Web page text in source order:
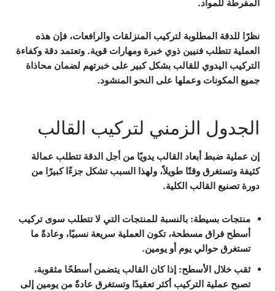
المفرطة للمواد.
نظرًا للدقة المطلوبة لتركيب المنزلقات والرافعات، فإن هذه
العملية تتطلب فنيين ذوي خبرة ومهارات قوية. وتعتمد دقة وكفاءة
التركيب اليدوي للقالب بشكل كبير على خبرتهم لضمان محاذاة
جميع المكونات وعملها على النحو المنشود.
الجدول الزمني لتركيب القالب
إن عملية ضبط أبعاد القالب يدويًا من أجل الدقة تتطلب عمالة
كثيفة وتستغرق وقتًا طويلاً، ولهذا السبب تشكل جزءًا كبيرًا من
دورة تصنيع القالب الكلية.
منتجات بسيطة: بالنسبة للمنتجات التي لا تتطلب سوى تركيب
أسطح فراق مسطحة، تكون العملية سريعة نسبيًا، وعادةً ما
تستغرق حوالي يوم أو يومين.
ثقب خلال الأسطح: إذا كان القالب يتضمن أسطحًا مثقوبة،
تصبح عملية التركيب أكثر تعقيدًا وتستغرق عادةً من يومين إلى